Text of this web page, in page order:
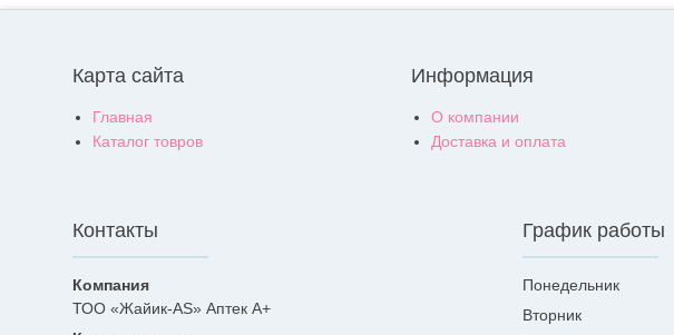
Карта сайта
Главная
Каталог товров
Информация
О компании
Доставка и оплата
Контакты
ТОО «Жайик-AS» Аптек А+
График работы
Понедельник
Вторник